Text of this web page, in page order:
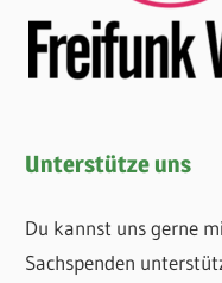
Unterstütze uns
Du kannst uns gerne
Sachspenden